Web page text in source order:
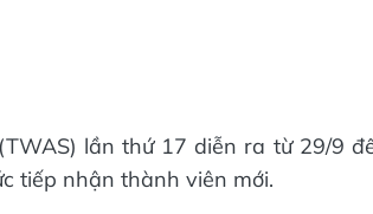
lần thứ 17 diễn ra từ 29/9
tiếp nhận thành viên mới.